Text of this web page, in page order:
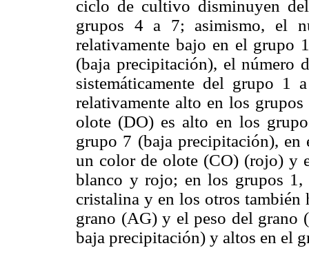
ciclo de cultivo disminuyen
grupos 4 a 7; asimismo, el
relativamente bajo en el grupo
(baja precipitación), el número
sistemáticamente del grupo 1
relativamente alto en los
olote (DO) es alto en los
grupo 7 (baja precipitación),
un color de olote (CO) (rojo) y
blanco y rojo; en los grupos
cristalina y en los otros también
grano (AG) y el peso del grano
baja precipitación) y altos en el